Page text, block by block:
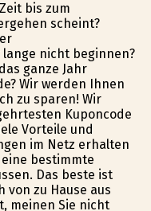
bis zum
scheint?
nicht beginnen?
ganze Jahr
Wir werden Ihnen
zu sparen! Wir
Kuponcode
Vorteile und
im Netz erhalten
bestimmte
Das beste ist
von zu Hause aus
meinen Sie nicht